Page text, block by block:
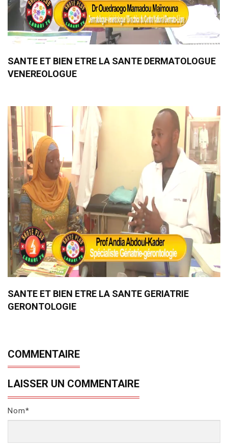
SANTE ET BIEN ETRE LA SANTE DERMATOLOGUE
VENEREOLOGUE
SANTE ET BIEN ETRE LA SANTE GERIATRIE
GERONTOLOGIE
COMMENTAIRE
LAISSER UN COMMENTAIRE
Nom*